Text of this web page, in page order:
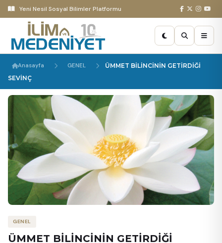
Yeni Nesil Sosyal Bilimler Platformu
Anasayfa GENEL
ÜMMET BİLİNCİNİN GETİRDİĞİ
SEVİNÇ
GENEL
ÜMMET BİLİNCİNİN GETİRDİĞİ